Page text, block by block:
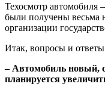
Техосмотр автомобиля
были получены весьма
организации
Итак, вопросы и
– Автомобиль новый,
планируется